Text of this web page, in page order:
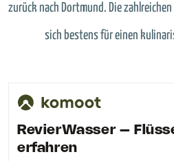
zurück nach Dortmund. Die
sich bestens für einen